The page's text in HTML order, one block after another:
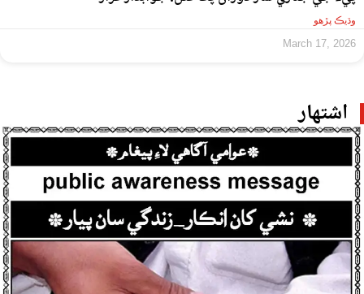
وڌيڪ پڙهو
March 17, 2026
اشتهار